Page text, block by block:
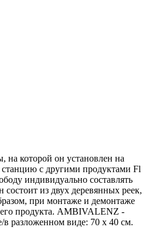
на которой он установлен на
станцию с другими продуктами Fl
индивидуально составлять
из двух деревянных реек,
при монтаже и демонтаже
продукта. AMBIVALENZ -
разложенном виде: 70 x 40 см.